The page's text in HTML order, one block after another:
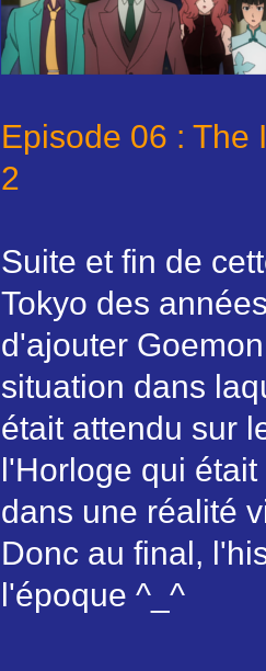
Episode 06 : The
2
Suite et fin de
Tokyo des
d'ajouter
situation dans
était attendu sur
l'Horloge qui
dans une réalité
Donc au final,
l'époque ^_^